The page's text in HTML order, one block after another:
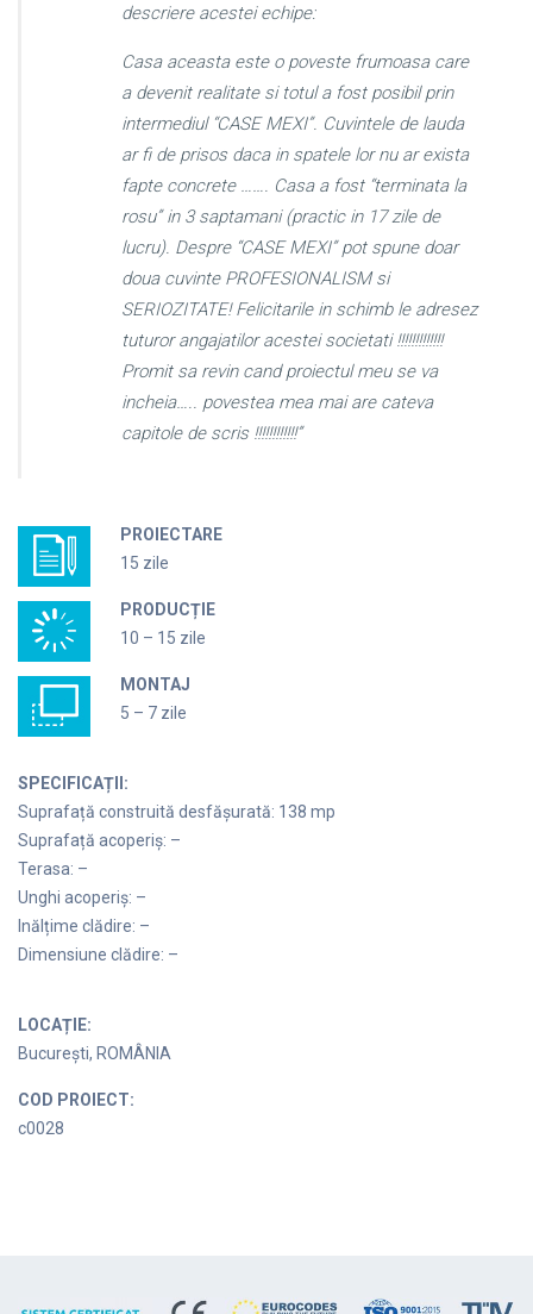
descriere acestei echipe:
Casa aceasta este o poveste frumoasa care
a devenit realitate si totul a fost posibil prin
intermediul “CASE MEXI”. Cuvintele de lauda
ar fi de prisos daca in spatele lor nu ar exista
fapte concrete ……. Casa a fost “terminata la
rosu” in 3 saptamani (practic in 17 zile de
lucru). Despre “CASE MEXI” pot spune doar
doua cuvinte PROFESIONALISM si
SERIOZITATE! Felicitarile in schimb le adresez
tuturor angajatilor acestei societati !!!!!!!!!!!!!
Promit sa revin cand proiectul meu se va
incheia….. povestea mea mai are cateva
capitole de scris !!!!!!!!!!!!”
PROIECTARE
15 zile
PRODUCȚIE
10 – 15 zile
MONTAJ
5 – 7 zile
SPECIFICAȚII:
Suprafață construită desfășurată: 138 mp
Suprafață acoperiș: –
Terasa: –
Unghi acoperiș: –
Inălțime clădire: –
Dimensiune clădire: –
LOCAȚIE:
București, ROMÂNIA
COD PROIECT:
c0028